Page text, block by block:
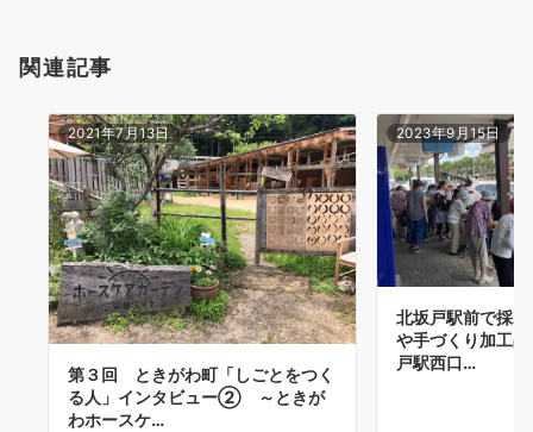
関連記事
2021年7月13日
第３回 ときがわ町「しごとをつく
る人」インタビュー② ～ときが
わホースケ…
2023年9月15日
北坂戸駅前で採
や手づくり加工
戸駅西口…